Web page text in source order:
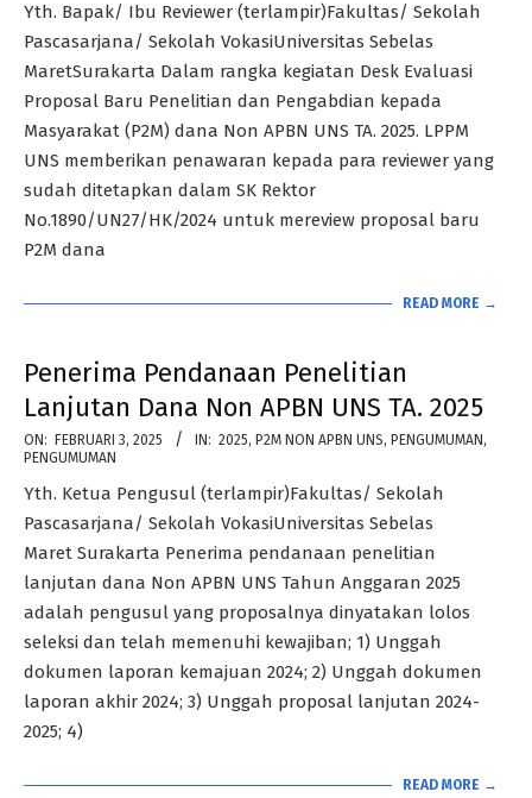
07
Yth. Bapak/ Ibu Reviewer (terlampir)Fakultas/ Sekolah
Pascasarjana/ Sekolah VokasiUniversitas Sebelas
MaretSurakarta Dalam rangka kegiatan Desk Evaluasi
Proposal Baru Penelitian dan Pengabdian kepada
Masyarakat (P2M) dana Non APBN UNS TA. 2025. LPPM
UNS memberikan penawaran kepada para reviewer yang
sudah ditetapkan dalam SK Rektor
No.1890/UN27/HK/2024 untuk mereview proposal baru
P2M dana
READ MORE →
Penerima Pendanaan Penelitian
Lanjutan Dana Non APBN UNS TA. 2025
2025-
02-
03
ON: FEBRUARI 3, 2025 IN: 2025, P2M NON APBN UNS, PENGUMUMAN ,
PENGUMUMAN
Yth. Ketua Pengusul (terlampir)Fakultas/ Sekolah
Pascasarjana/ Sekolah VokasiUniversitas Sebelas
Maret Surakarta Penerima pendanaan penelitian
lanjutan dana Non APBN UNS Tahun Anggaran 2025
adalah pengusul yang proposalnya dinyatakan lolos
seleksi dan telah memenuhi kewajiban; 1) Unggah
dokumen laporan kemajuan 2024; 2) Unggah dokumen
laporan akhir 2024; 3) Unggah proposal lanjutan 2024-
2025; 4)
READ MORE →